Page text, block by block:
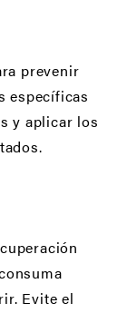
prevenir
específicas
y aplicar los
Evite el